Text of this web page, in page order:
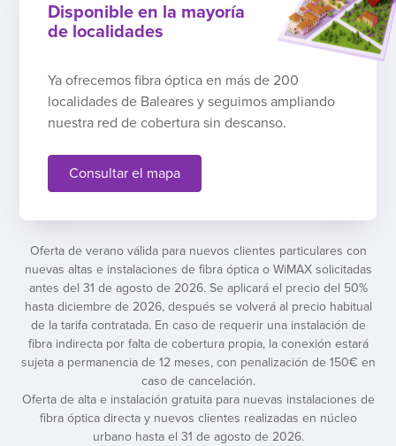
Disponible en la mayoría
de localidades
Ya ofrecemos fibra óptica en más de 200
localidades de Baleares y seguimos ampliando
nuestra red de cobertura sin descanso.
Consultar el mapa
Oferta de verano válida para nuevos clientes particulares con
nuevas altas e instalaciones de fibra óptica o WiMAX solicitadas
antes del 31 de agosto de 2026. Se aplicará el precio del 50%
hasta diciembre de 2026, después se volverá al precio habitual
de la tarifa contratada. En caso de requerir una instalación de
fibra indirecta por falta de cobertura propia, la conexión estará
sujeta a permanencia de 12 meses, con penalización de 150€ en
caso de cancelación.
Oferta de alta e instalación gratuita para nuevas instalaciones de
fibra óptica directa y nuevos clientes realizadas en núcleo
urbano hasta el 31 de agosto de 2026.